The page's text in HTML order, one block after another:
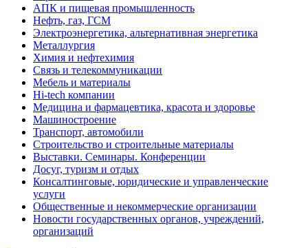
АПК и пищевая промышленность
Нефть, газ, ГСМ
Электроэнергетика, альтернативная энергетика
Металлургия
Химия и нефтехимия
Связь и телекоммуникации
Мебель и материалы
Hi-tech компании
Медицина и фармацевтика, красота и здоровье
Машиностроение
Транспорт, автомобили
Строительство и строительные материалы
Выставки. Семинары. Конференции
Досуг, туризм и отдых
Консалтинговые, юридические и управленческие
услуги
Общественные и некоммерческие организации
Новости государственных органов, учреждений,
организаций